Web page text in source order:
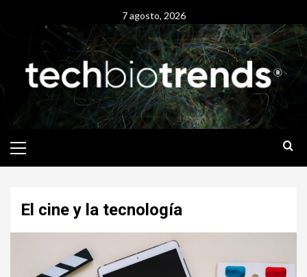
7 agosto, 2026
Menu
El cine y la tecnología